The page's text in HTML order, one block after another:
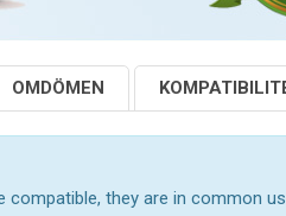
OMDÖMEN
compatible, they are in common